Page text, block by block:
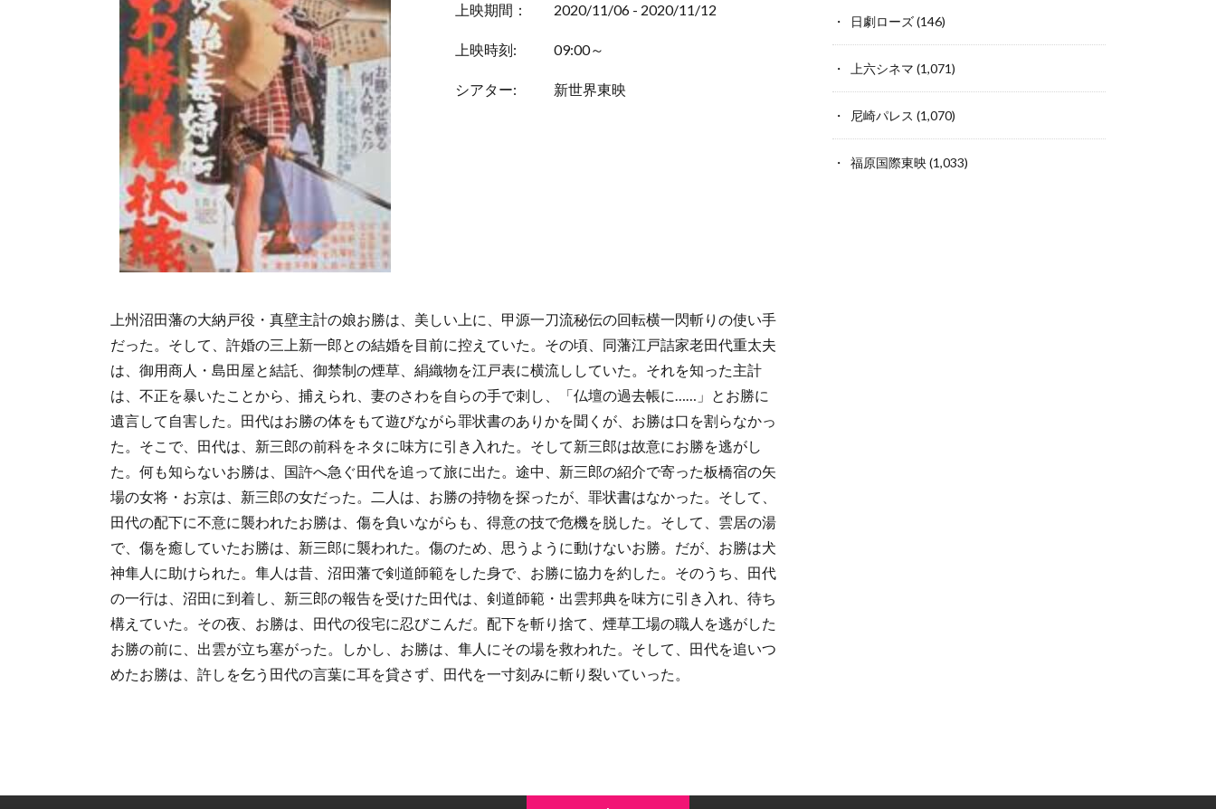
上映期間： 2020/11/06 - 2020/11/12
上映時刻: 09:00～
シアター: 新世界東映
上州沼田藩の大納戸役・真壁主計の娘お勝は、美しい上に、甲源一刀流秘伝の回転横一閃斬りの使い手
だった。そして、許婚の三上新一郎との結婚を目前に控えていた。その頃、同藩江戸詰家老田代重太夫
は、御用商人・島田屋と結託、御禁制の煙草、絹織物を江戸表に横流ししていた。それを知った主計
は、不正を暴いたことから、捕えられ、妻のさわを自らの手で刺し、「仏壇の過去帳に……」とお勝に
遺言して自害した。田代はお勝の体をもて遊びながら罪状書のありかを聞くが、お勝は口を割らなかっ
た。そこで、田代は、新三郎の前科をネタに味方に引き入れた。そして新三郎は故意にお勝を逃がし
た。何も知らないお勝は、国許へ急ぐ田代を追って旅に出た。途中、新三郎の紹介で寄った板橋宿の矢
場の女将・お京は、新三郎の女だった。二人は、お勝の持物を探ったが、罪状書はなかった。そして、
田代の配下に不意に襲われたお勝は、傷を負いながらも、得意の技で危機を脱した。そして、雲居の湯
で、傷を癒していたお勝は、新三郎に襲われた。傷のため、思うように動けないお勝。だが、お勝は犬
神隼人に助けられた。隼人は昔、沼田藩で剣道師範をした身で、お勝に協力を約した。そのうち、田代
の一行は、沼田に到着し、新三郎の報告を受けた田代は、剣道師範・出雲邦典を味方に引き入れ、待ち
構えていた。その夜、お勝は、田代の役宅に忍びこんだ。配下を斬り捨て、煙草工場の職人を逃がした
お勝の前に、出雲が立ち塞がった。しかし、お勝は、隼人にその場を救われた。そして、田代を追いつ
めたお勝は、許しを乞う田代の言葉に耳を貸さず、田代を一寸刻みに斬り裂いていった。
日劇ローズ(146)
上六シネマ (1,071)
尼崎パレス (1,070)
福原国際東映(1,033)